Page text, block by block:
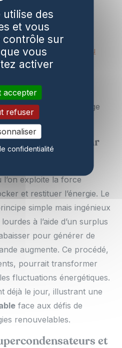
du stockage
dans le domaine du
comme des
une transition
quelles sont ces
bouleverser le paysage
d’énergie par
l’on exploite la force
et restituer l’énergie. Le
simple mais ingénieux
à l’aide d’un surplus
pour générer de
augmente. Ce procédé,
pourrait transformer
fluctuations énergétiques.
déjà le jour, illustrant une
face aux défis de
renouvelables.
et
utilise des
et vous
contrôle sur
vous
activer
accepter
refuser
confidentialité